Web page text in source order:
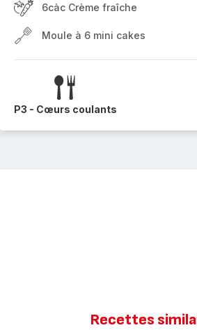
6càc Crème fraîche
Moule à 6 mini cakes
P3 - Cœurs coulants
Recettes